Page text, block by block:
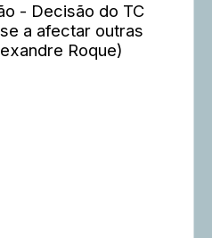
- Decisão do TC
a afectar outras
Roque)